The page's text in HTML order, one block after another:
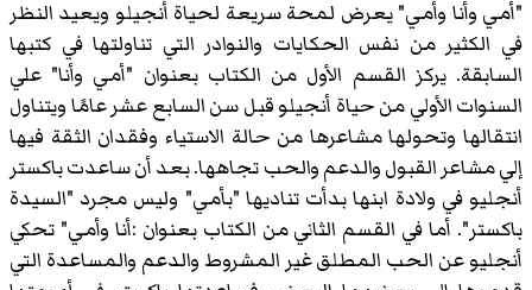
وأنا وأمي" يعرض لمحة سريعة لحياة أنجيلو ويعيد النظر
من نفس الحكايات والنوادر التي تناولتها في كتبها
يركز القسم الأول من الكتاب بعنوان "أمي وأنا" علي
الأولي من حياة أنجيلو قبل سن السابع عشر عامًا ويتناول
وتحولها مشاعرها من حالة الاستياء وفقدان الثقة فيها
القبول والدعم والحب تجاهها. بعد أن ساعدت باكستر
في ولادة ابنها بدأت تناديها "بأمي" وليس مجرد "السيدة
أما في القسم الثاني من الكتاب بعنوان :أنا وأمي" تحكي
عن الحب المطلق غير المشروط والدعم والمساعدة التي